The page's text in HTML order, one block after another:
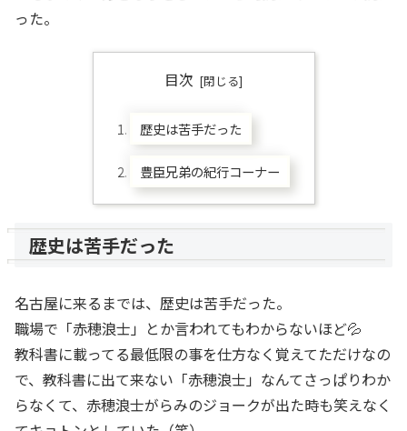
った。
目次
歴史は苦手だった
豊臣兄弟の紀行コーナー
歴史は苦手だった
名古屋に来るまでは、歴史は苦手だった。
職場で「赤穂浪士」とか言われてもわからないほど💦
教科書に載ってる最低限の事を仕方なく覚えてただけなの
で、教科書に出て来ない「赤穂浪士」なんてさっぱりわか
らなくて、赤穂浪士がらみのジョークが出た時も笑えなく